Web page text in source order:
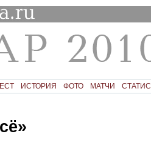
ИСТОРИЯ ФОТО МАТЧИ